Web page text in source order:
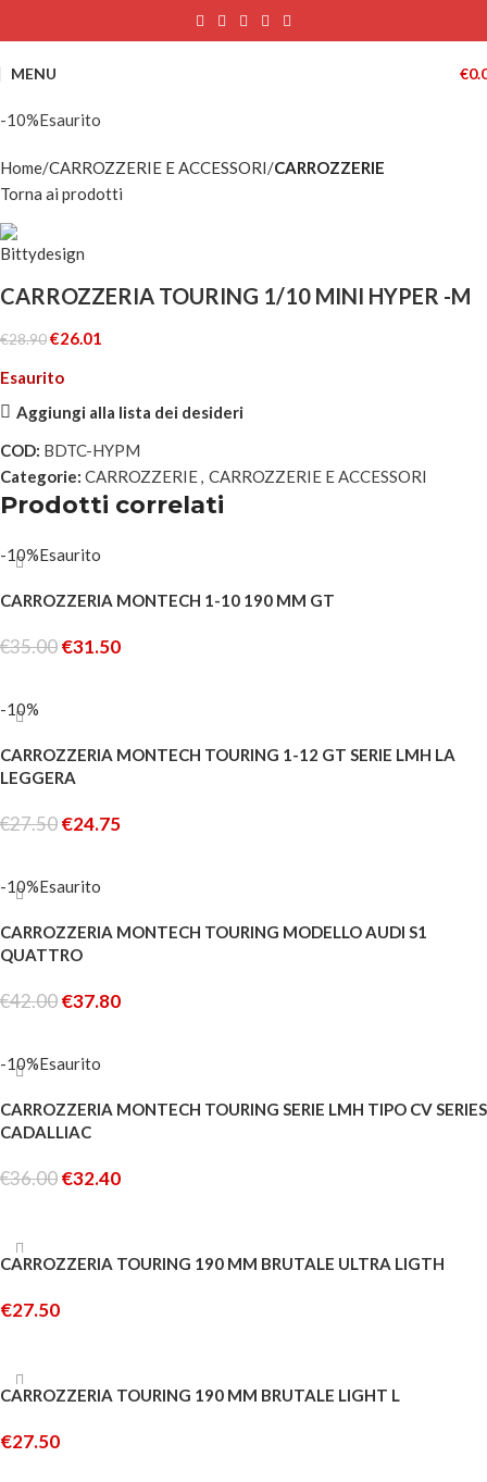
MENU €
-10%Esaurito
Home CARROZZERIE E ACCESSORI CARROZZERIE
Torna ai prodotti
CARROZZERIA TOURING 1/10 MINI HYPER -M
€28.90€26.01
Esaurito
Aggiungi alla lista dei desideri
COD: BDTC-HYPM
Categorie: CARROZZERIE, CARROZZERIE E ACCESSORI
Prodotti correlati
-10%Esaurito
CARROZZERIA MONTECH 1-10 190 MM GT
€35.00€31.50
-10%
CARROZZERIA MONTECH TOURING 1-12 GT SERIE LMH LA
LEGGERA
€27.50€24.75
-10%Esaurito
CARROZZERIA MONTECH TOURING MODELLO AUDI S1
QUATTRO
€42.00€37.80
-10%Esaurito
CARROZZERIA MONTECH TOURING SERIE LMH TIPO CV SERIES
CADALLIAC
€36.00€32.40
CARROZZERIA TOURING 190 MM BRUTALE ULTRA LIGTH
€27.50
CARROZZERIA TOURING 190 MM BRUTALE LIGHT L
€27.50